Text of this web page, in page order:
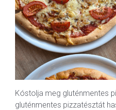
Kóstolja meg gluténmentes
gluténmentes pizzatésztát